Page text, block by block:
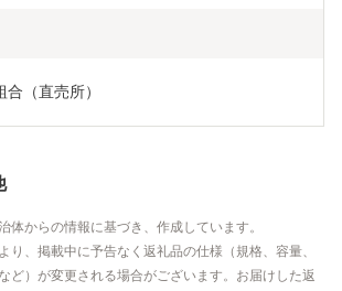
（直売所）
体からの情報に基づき、作成しています。
り、掲載中に予告なく返礼品の仕様（規格、容量、
ど）が変更される場合がございます。お届けした返